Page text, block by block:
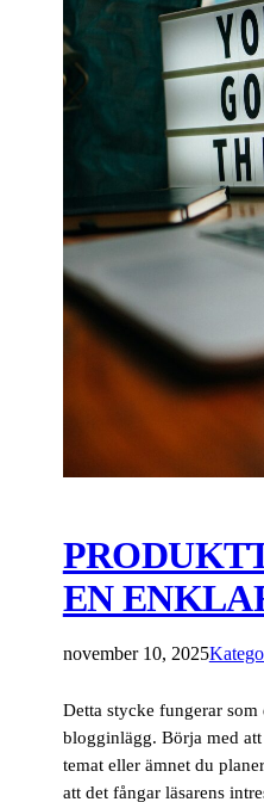
EN
november 10, 2025
Detta stycke fungerar
blogginlägg. Börja med
temat eller ämnet du
att det fångar läsarens